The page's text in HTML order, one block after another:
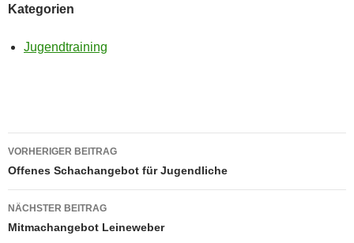
Kategorien
Jugendtraining
Beitragsnavigation
VORHERIGER BEITRAG
Offenes Schachangebot für Jugendliche
NÄCHSTER BEITRAG
Mitmachangebot Leineweber